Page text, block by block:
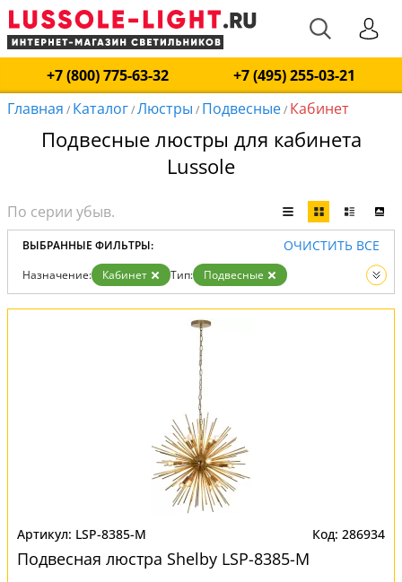
+7 (800) 775-63-32
+7 (495) 255-03-21
Главная / Каталог/Люстры / Подвесные/ Кабинет
Подвесные люстры для кабинета
Lussole
ВЫБРАННЫЕ ФИЛЬТРЫ: ОЧИСТИТЬ ВСЕ
Назначение: Кабинет Тип:
Подвесные
Вид:
Люстры
LSP-8385-M 286934
Подвесная люстра Shelby LSP-8385-M